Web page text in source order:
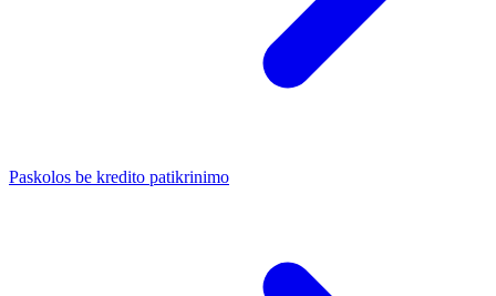
Paskolos be kredito patikrinimo